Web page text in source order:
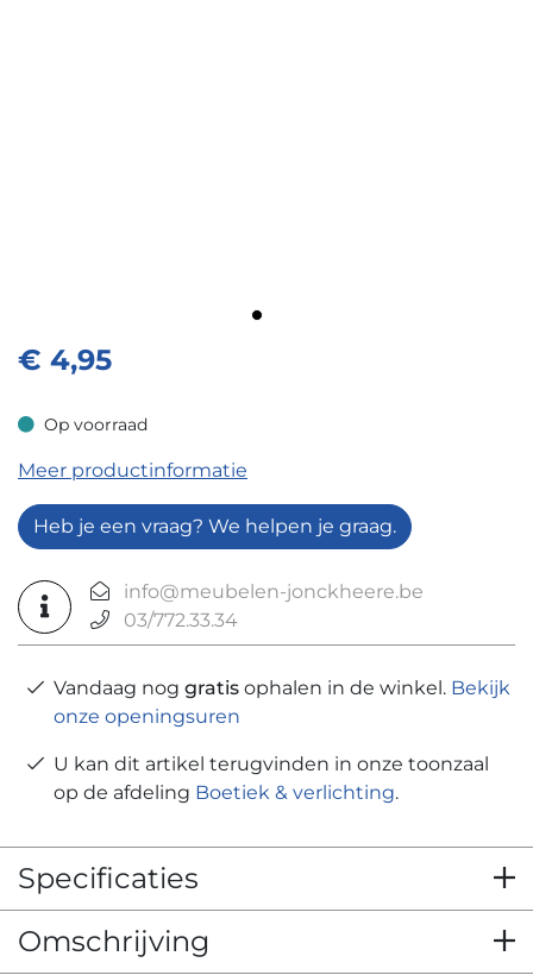
€ 4,95
Op voorraad
Op voorraad
Meer productinformatie
Heb je een vraag? We helpen je graag.
info@meubelen-jonckheere.be
03/772.33.34
Vandaag nog gratis ophalen in de winkel. Bekijk
onze openingsuren
U kan dit artikel terugvinden in onze toonzaal
op de afdeling Boetiek & verlichting.
Specificaties
Omschrijving